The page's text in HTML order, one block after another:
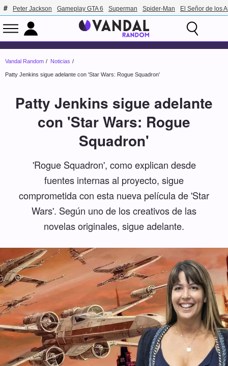
Peter Jackson Gameplay GTA 6 Superman Spider-Man El Señor de los
Vandal Random Noticias
Patty Jenkins sigue adelante con 'Star Wars: Rogue Squadron'
Patty Jenkins sigue adelante
con 'Star Wars: Rogue
Squadron'
'Rogue Squadron', como explican desde
fuentes internas al proyecto, sigue
comprometida con esta nueva película de 'Star
Wars'. Según uno de los creativos de las
novelas originales, sigue adelante.